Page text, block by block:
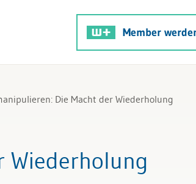
Member
Die Macht der Wiederholung
Wiederholung